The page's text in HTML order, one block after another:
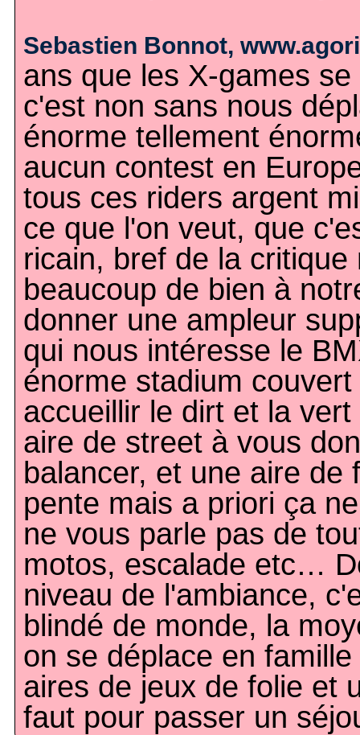
Sebastien Bonnot,
ans que les X-games
c'est non sans nous
énorme tellement
aucun contest en
tous ces riders argent
ce que l'on veut, que
ricain, bref de la
beaucoup de bien à
donner une ampleur
qui nous intéresse le
énorme stadium
accueillir le dirt et la
aire de street à vous
balancer, et une aire
pente mais a priori ça
ne vous parle pas de
motos, escalade etc…
niveau de l'ambiance,
blindé de monde, la
on se déplace en
aires de jeux de folie et
faut pour passer un